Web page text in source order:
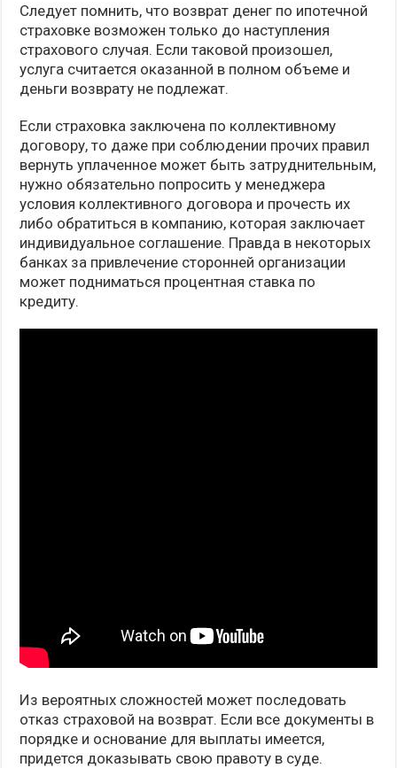
Следует помнить, что возврат денег по ипотечной
страховке возможен только до наступления
страхового случая. Если таковой произошел,
услуга считается оказанной в полном объеме и
деньги возврату не подлежат.
Если страховка заключена по коллективному
договору, то даже при соблюдении прочих правил
вернуть уплаченное может быть затруднительным,
нужно обязательно попросить у менеджера
условия коллективного договора и прочесть их
либо обратиться в компанию, которая заключает
индивидуальное соглашение. Правда в некоторых
банках за привлечение сторонней организации
может подниматься процентная ставка по
кредиту.
Из вероятных сложностей может последовать
отказ страховой на возврат. Если все документы в
порядке и основание для выплаты имеется,
придется доказывать свою правоту в суде.